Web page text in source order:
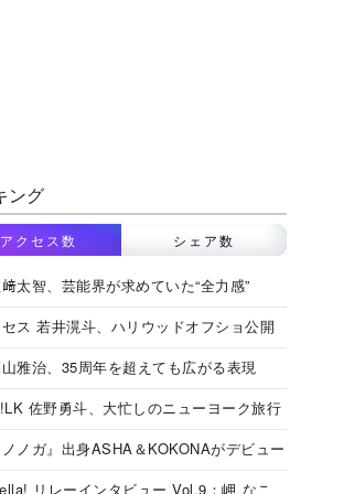
ング
アクセス数 シェア数
太智、芸能界が求めていた“全力感”
セス 若井滉斗、ハリウッドオフショ公開
雅治、35周年を超えても広がる表現
佐野勇斗、大忙しのニューヨーク旅行
ノノガ』出身ASHA＆KOKONAがデビュー
リレーインタビュー Vol.9：岬 なこ